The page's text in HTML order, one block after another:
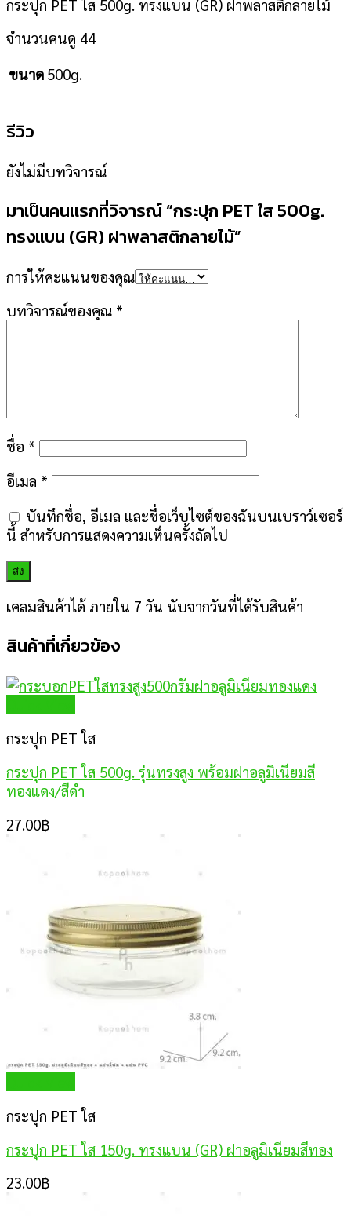
กระปุก PET ใส 500g. ทรงแบน (GR) ฝาพลาสติกลายไม้
จำนวนคนดู 44
ขนาด 500g.
รีวิว
ยังไม่มีบทวิจารณ์
มาเป็นคนแรกที่วิจารณ์ “กระปุก PET ใส 500g.
ทรงแบน (GR) ฝาพลาสติกลายไม้”
การให้คะแนนของคุณ
บทวิจารณ์ของคุณ *
ชื่อ *
อีเมล *
บันทึกชื่อ, อีเมล และชื่อเว็บไซต์ของฉันบนเบราว์เซอร์
นี้ สำหรับการแสดงความเห็นครั้งถัดไป
เคลมสินค้าได้ ภายใน 7 วัน นับจากวันที่ได้รับสินค้า
สินค้าที่เกี่ยวข้อง
กระปุก PET ใส
กระปุก PET ใส 500g. รุ่นทรงสูง พร้อมฝาอลูมิเนียมสี
ทองแดง/สีดำ
27.00฿
กระปุก PET ใส
กระปุก PET ใส 150g. ทรงแบน (GR) ฝาอลูมิเนียมสีทอง
23.00฿